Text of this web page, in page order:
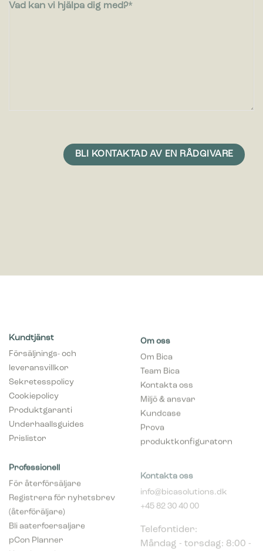
Vad kan vi hjälpa dig med?
Kundtjänst
Försäljnings- och
leveransvillkor
Sekretesspolicy
Cookiepolicy
Produktgaranti
Underhaallsguides
Prislistor
Om oss
produktkonfiguratorn
För återförsäljare
Registrera för nyhetsbrev
(återföräljare)
Bli aaterfoersaljare
pCon Planner
Hent broschyrer
info@bicasolutions.dk
+45 82 30 40 00
Telefontider:
Måndag - torsdag: 8:00 -
16:00